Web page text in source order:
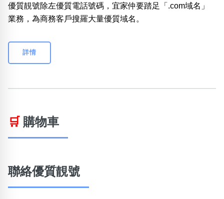
優質靚號除左優質電話號碼，宜家仲要踏足「.com域名」
業務，為商務客戶搜羅大量優質域名。
詳情
🛒 購物車
聯絡優質靚號